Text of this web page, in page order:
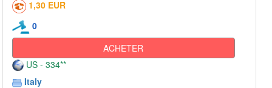
1,30 EUR
0
ACHETER
US - 334**
Italy